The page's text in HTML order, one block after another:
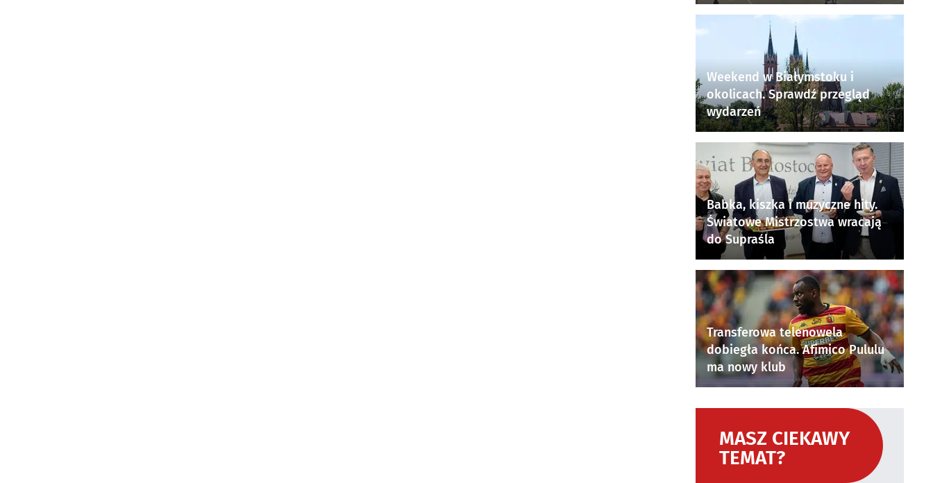
Weekend w Białymstoku i
okolicach. Sprawdź przegląd
wydarzeń
Babka, kiszka i muzyczne hity.
Światowe Mistrzostwa wracają
do Supraśla
Transferowa telenowela
dobiegła końca. Afimico Pululu
ma nowy klub
MASZ CIEKAWY
TEMAT?